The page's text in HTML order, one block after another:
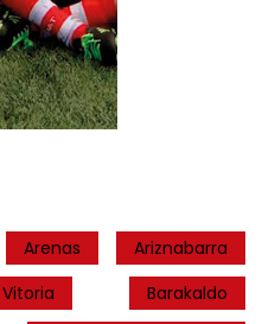
Arenas
Ariznabarra
Barakaldo